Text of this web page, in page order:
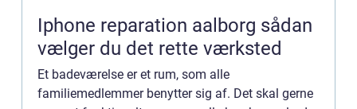
Iphone reparation aalborg sådan
vælger du det rette værksted
Et badeværelse er et rum, som alle
familiemedlemmer benytter sig af. Det skal gerne